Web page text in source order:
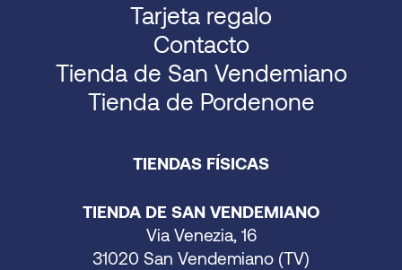
Tarjeta regalo
Contacto
Tienda de San Vendemiano
Tienda de Pordenone
TIENDAS FÍSICAS
TIENDA DE SAN VENDEMIANO
Via Venezia, 16
31020 San Vendemiano (TV)